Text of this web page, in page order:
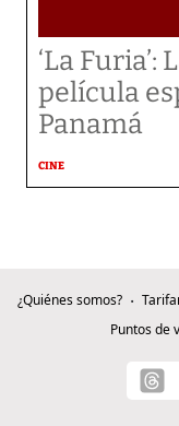
‘La
película
Panamá
CINE
¿Quiénes somos?
Puntos de